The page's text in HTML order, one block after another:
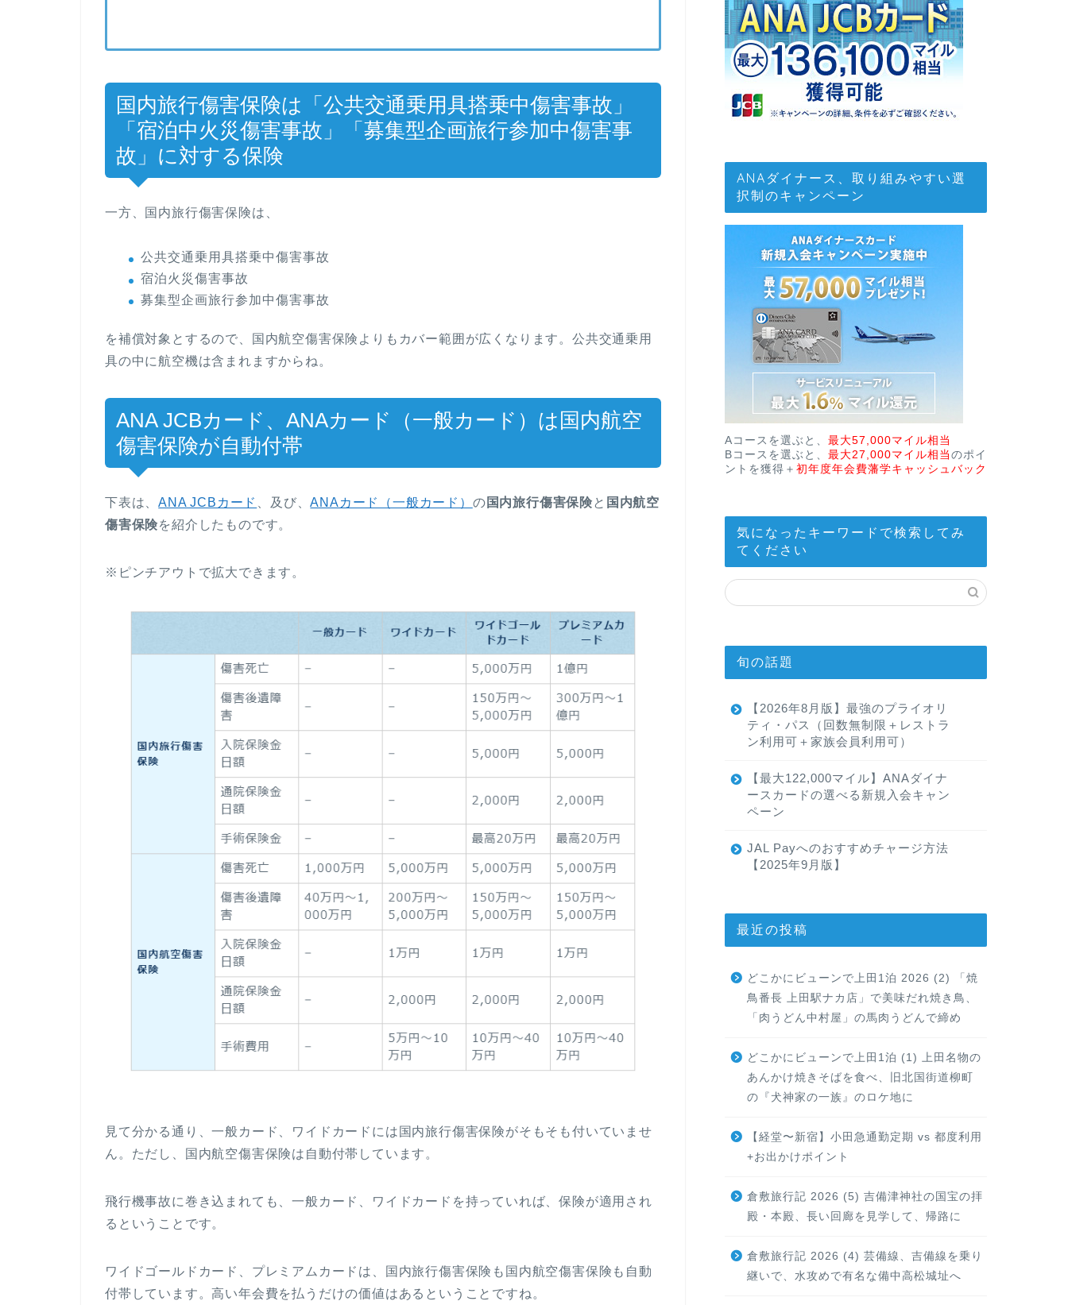
国内旅行傷害保険は「公共交通乗用具搭乗中傷害事故」
「宿泊中火災傷害事故」「募集型企画旅行参加中傷害事
故」に対する保険
一方、国内旅行傷害保険は、
公共交通乗用具搭乗中傷害事故
宿泊火災傷害事故
募集型企画旅行参加中傷害事故
を補償対象とするので、国内航空傷害保険よりもカバー範囲が広くなります。公共交通乗用
具の中に航空機は含まれますからね。
ANA JCBカード、ANAカード（一般カード）は国内航空
傷害保険が自動付帯
下表は、ANA JCBカード 、及び、ANAカード（一般カード） の 国内旅行傷害保険と 国内航空
傷害保険を紹介したものです。
※ピンチアウトで拡大できます。
見て分かる通り、一般カード、ワイドカードには国内旅行傷害保険がそもそも付いていませ
ん。ただし、国内航空傷害保険は自動付帯しています。
飛行機事故に巻き込まれても、一般カード、ワイドカードを持っていれば、保険が適用され
るということです。
ワイドゴールドカード、プレミアムカードは、国内旅行傷害保険も国内航空傷害保険も自動
付帯しています。高い年会費を払うだけの価値はあるということですね。
ANAダイナース、取り組みやすい選
択制のキャンペーン
Aコースを選ぶと、 最大57,000マイル相当
Bコースを選ぶと、 最大27,000マイル相当 のポイ
ントを獲得＋ 初年度年会費藩学キャッシュバック
気になったキーワードで検索してみ
てください
旬の話題
【2026年8月版】最強のプライオリ
ティ・パス（回数無制限＋レストラ
ン利用可＋家族会員利用可）
【最大122,000マイル】ANAダイナ
ースカードの選べる新規入会キャン
ペーン
JAL Payへのおすすめチャージ方法
【2025年9月版】
最近の投稿
どこかにビューンで上田1泊 2026 (2) 「焼
鳥番長 上田駅ナカ店」で美味だれ焼き鳥、
「肉うどん中村屋」の馬肉うどんで締め
どこかにビューンで上田1泊 (1) 上田名物の
あんかけ焼きそばを食べ、旧北国街道柳町
の『犬神家の一族』のロケ地に
【経堂〜新宿】小田急通勤定期 vs 都度利用
+お出かけポイント
倉敷旅行記 2026 (5) 吉備津神社の国宝の拝
殿・本殿、長い回廊を見学して、帰路に
倉敷旅行記 2026 (4) 芸備線、吉備線を乗り
継いで、水攻めで有名な備中高松城址へ